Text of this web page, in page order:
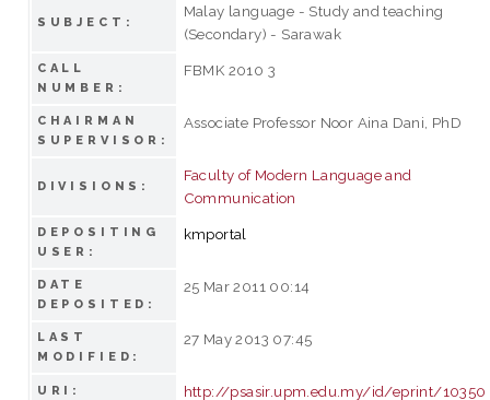
SUBJECT:
Malay language - Study and teaching
(Secondary) - Sarawak
CALL
NUMBER:
FBMK 2010 3
CHAIRMAN
SUPERVISOR:
Associate Professor Noor Aina Dani, PhD
DIVISIONS:
Faculty of Modern Language and
Communication
DEPOSITING
USER:
kmportal
DATE
DEPOSITED:
25 Mar 2011 00:14
LAST
MODIFIED:
27 May 2013 07:45
URI: http://psasir.upm.edu.my/id/eprint/10350